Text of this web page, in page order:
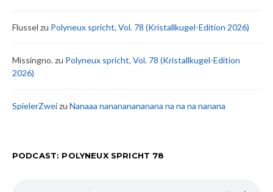
Flussel zu Polyneux spricht, Vol. 78 (Kristallkugel-Edition 2026)
Missingno.zu Polyneux spricht, Vol. 78 (Kristallkugel-Edition
2026)
SpielerZweizu Nanaaa nanananananana na na na nanana
PODCAST: POLYNEUX SPRICHT 78